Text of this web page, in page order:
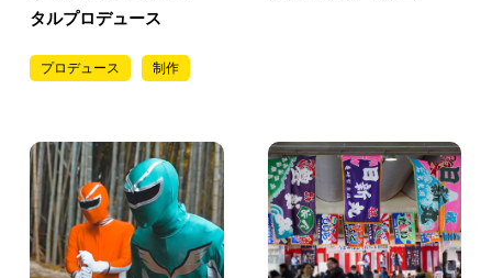
タルプロデュース
プロデュース 制作